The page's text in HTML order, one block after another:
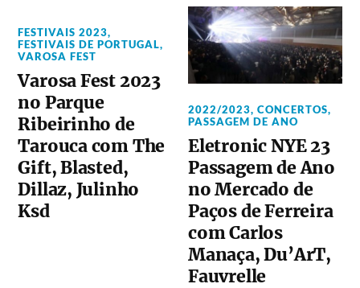
FESTIVAIS 2023,
FESTIVAIS DE PORTUGAL,
VAROSA FEST
Varosa Fest 2023
no Parque
Ribeirinho de
Tarouca com The
Gift, Blasted,
Dillaz, Julinho
Ksd
2022/2023,CONCERTOS,
PASSAGEM DE ANO
Eletronic NYE 23
Passagem de Ano
no Mercado de
Paços de Ferreira
com Carlos
Manaça, Du’ArT,
Fauvrelle